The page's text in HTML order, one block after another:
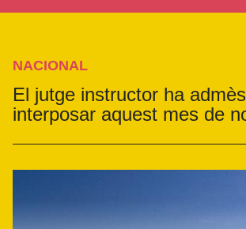
NACIONAL
El jutge instructor ha
interposar aquest mes de